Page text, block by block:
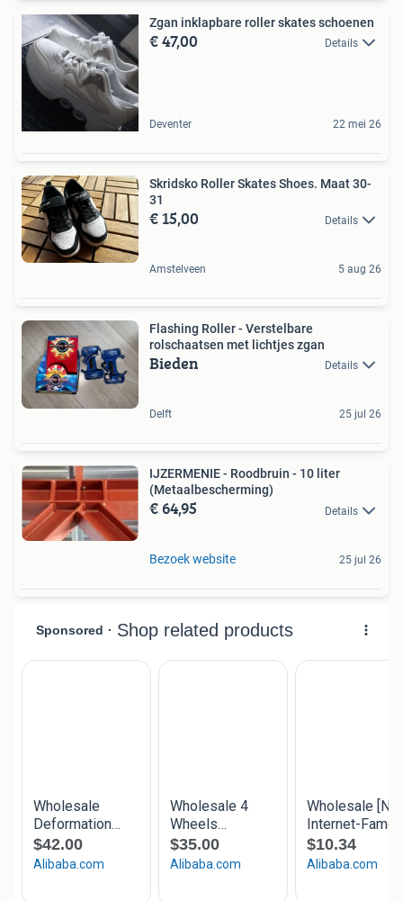
Zgan inklapbare roller skates schoenen
€ 47,00 Details
Deventer 22 mei 26
Skridsko Roller Skates Shoes. Maat 30-
31
€ 15,00 Details
Amstelveen 5 aug 26
Flashing Roller - Verstelbare
rolschaatsen met lichtjes zgan
Bieden Details
Delft 25 jul 26
IJZERMENIE - Roodbruin - 10 liter
(Metaalbescherming)
€ 64,95 Details
Bezoek website 25 jul 26